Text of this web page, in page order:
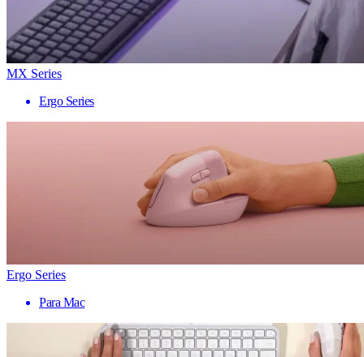
MX Series
Ergo Series
Ergo Series
Para Mac